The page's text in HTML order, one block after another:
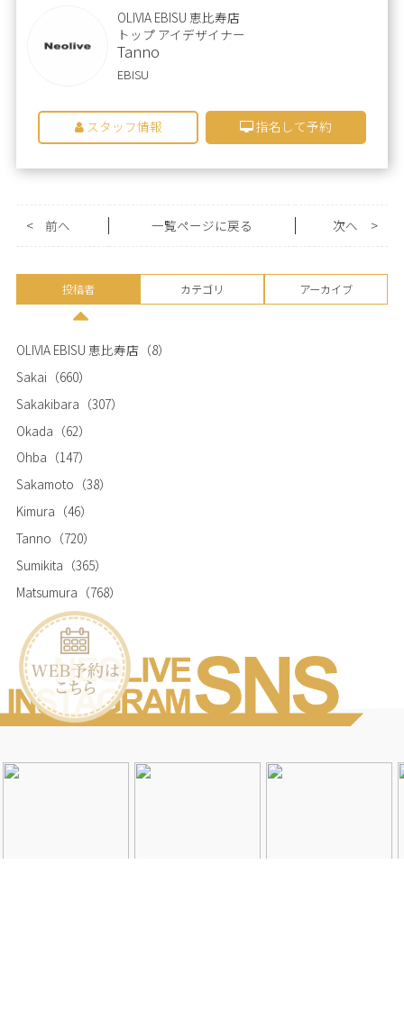
OLIVIA EBISU 恵比寿店
トップ アイデザイナー
Tanno
EBISU
スタッフ情報 指名して予約
< 前へ 一覧ページに戻る >
次へ
投稿者 カテゴリ アーカイブ
OLIVIA EBISU 恵比寿店 （8）
Sakai （660）
Sakakibara （307）
Okada （62）
Ohba （147）
Sakamoto （38）
Kimura （46）
Tanno （720）
Sumikita （365）
Matsumura （768）